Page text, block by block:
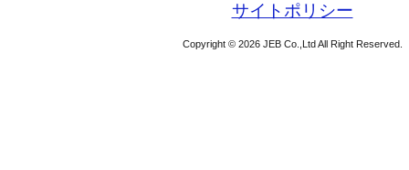
サイトポリシー
Copyright © 2026 JEB Co.,Ltd All Right Reserved.